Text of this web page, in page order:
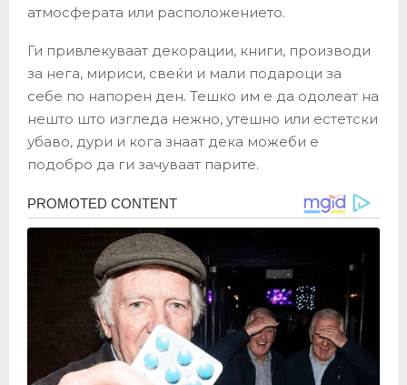
атмосферата или расположението.
Ги привлекуваат декорации, книги, производи
за нега, мириси, свеќи и мали подароци за
себе по напорен ден. Тешко им е да одолеат на
нешто што изгледа нежно, утешно или естетски
убаво, дури и кога знаат дека можеби е
подобро да ги зачуваат парите.